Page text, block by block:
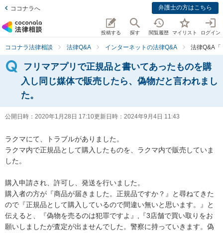
ココナラへ 弁護士の方はこちら
投稿する 探す 閲覧履歴 マイリスト ログイン
ココナラ法律相談 法律Q&A インターネットの法律Q&A 法律Q&A「
フリマアプリで正規品と書いてあったものを購
入し同じ媒体で販売したら、偽物だと言われまし
た。
公開日時： 2020年1月28日 17:10更新日時： 2024年9月4日 11:43
ラクマにて、トラブルがありました。
ラクマ内で正規品として購入したものを、ラクマ内で販売していま
した。
購入申請され、許可し、発送を行いました。
購入者の方が『商品が届きました。正規品ですか？』と尋ねてきた
ので『正規品として購入しているので間違い無いと思います。』と
伝えると、『偽物を売るのは犯罪ですよ』,『3店舗で買い取りをお
願いしましたが査定が出ませんでした。警察に持っていきます。偽